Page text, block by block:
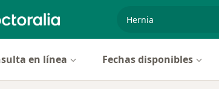
en línea Fechas disponibles